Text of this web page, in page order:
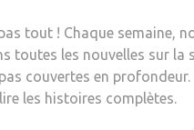
tout ! Chaque semaine,
toutes les nouvelles sur la
pas couvertes en
les histoires complètes.